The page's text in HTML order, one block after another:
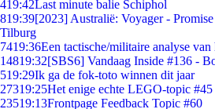
419:42Last minute balie Schiphol
819:39[2023] Australië: Voyager -
Tilburg
7419:36Een tactische/militaire analyse
14819:32[SBS6] Vandaag Inside #136 -
519:29Ik ga de fok-toto winnen dit jaar
27319:25Het enige echte LEGO-topic
23519:13Frontpage Feedback Topic #60